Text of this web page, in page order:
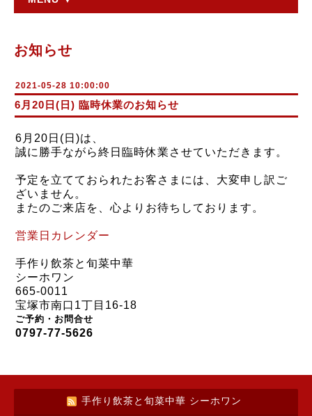
お知らせ
2021-05-28 10:00:00
6月20日(日) 臨時休業のお知らせ
6月20日(日)は、
誠に勝手ながら終日臨時休業させていただきます。
予定を立てておられたお客さまには、大変申し訳ご
ざいません。
またのご来店を、心よりお待ちしております。
営業日カレンダー
手作り飲茶と旬菜中華
シーホワン
665-0011
宝塚市南口1丁目16-18
ご予約・お問合せ
0797-77-5626
手作り飲茶と旬菜中華 シーホワン